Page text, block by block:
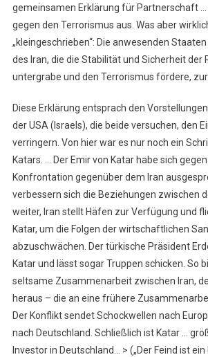
gemeinsamen Erklärung für Partnerschaft
gegen den Terrorismus aus. Was aber
„kleingeschrieben“: Die anwesenden
des Iran, die die Stabilität und Sicherheit der
untergrabe und den Terrorismus fördere,
Diese Erklärung entsprach den
der USA (Israels), die beide versuchen, den
verringern. Von hier war es nur noch ein
Katars. … Der Emir von Katar habe sich
Konfrontation gegenüber dem Iran
verbessern sich die Beziehungen zwischen
weiter, Iran stellt Häfen zur Verfügung und
Katar, um die Folgen der wirtschaftlichen
abzuschwächen. Der türkische Präsident
Katar und lässt sogar Truppen schicken. So
seltsame Zusammenarbeit zwischen Iran,
heraus – die an eine frühere
Der Konflikt sendet Schockwellen nach
nach Deutschland. Schließlich ist Katar …
Investor in Deutschland… > („Der Feind ist